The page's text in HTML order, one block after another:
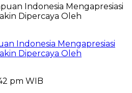
Indonesia Mengapresiasi
Dipercaya Oleh
pm WIB